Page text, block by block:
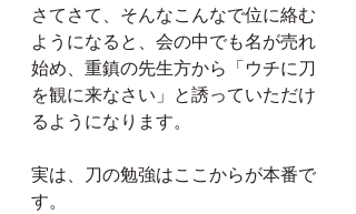
さてさて、そんなこんなで位に絡む
ようになると、会の中でも名が売れ
始め、重鎮の先生方から「ウチに刀
を観に来なさい」と誘っていただけ
るようになります。
実は、刀の勉強はここからが本番で
す。